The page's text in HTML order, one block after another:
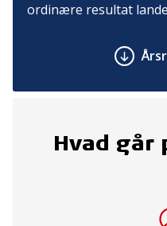
ordinære resultat
Hvad går